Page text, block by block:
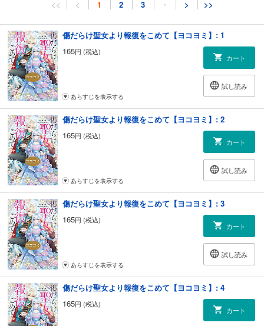
<< < 1 2 3 ・ > >>
傷だらけ聖女より報復をこめて【ヨコヨミ】: 1
165円 (税込)
カート
試し読み
あらすじを表示する
傷だらけ聖女より報復をこめて【ヨコヨミ】: 2
165円 (税込)
カート
試し読み
あらすじを表示する
傷だらけ聖女より報復をこめて【ヨコヨミ】: 3
165円 (税込)
カート
試し読み
あらすじを表示する
傷だらけ聖女より報復をこめて【ヨコヨミ】: 4
165円 (税込)
カート